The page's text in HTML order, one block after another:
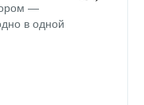
—
в одной